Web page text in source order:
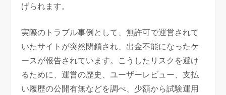
げられます。
実際のトラブル事例として、無許可で運営されて
いたサイトが突然閉鎖され、出金不能になったケ
ースが報告されています。こうしたリスクを避け
るために、運営の歴史、ユーザーレビュー、支払
い履歴の公開有無などを調べ、少額から試験運用